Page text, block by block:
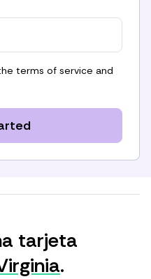
terms of service and
tarjeta
.